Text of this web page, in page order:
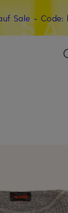
ZUM
Sale- Code:
mit Beyond